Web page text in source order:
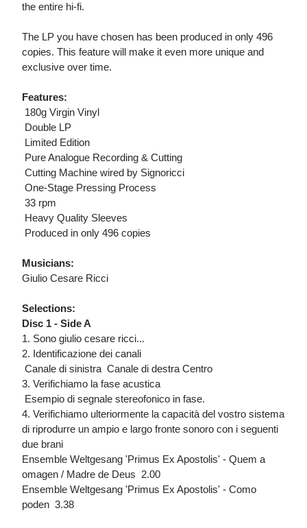
the entire hi-fi.
The LP you have chosen has been produced in only 496
copies. This feature will make it even more unique and
exclusive over time.
Features:
 180g Virgin Vinyl
 Double LP
 Limited Edition
 Pure Analogue Recording & Cutting
 Cutting Machine wired by Signoricci
 One-Stage Pressing Process
 33 rpm
 Heavy Quality Sleeves
 Produced in only 496 copies
Musicians:
Giulio Cesare Ricci
Selections:
Disc 1 - Side A
1. Sono giulio cesare ricci...
2. Identificazione dei canali
 Canale di sinistra  Canale di destra Centro
3. Verifichiamo la fase acustica
 Esempio di segnale stereofonico in fase.
4. Verifichiamo ulteriormente la capacità del vostro sistema
di riprodurre un ampio e largo fronte sonoro con i seguenti
due brani
Ensemble Weltgesang 'Primus Ex Apostolis' - Quem a
omagen / Madre de Deus  2.00
Ensemble Weltgesang 'Primus Ex Apostolis' - Como
poden  3.38